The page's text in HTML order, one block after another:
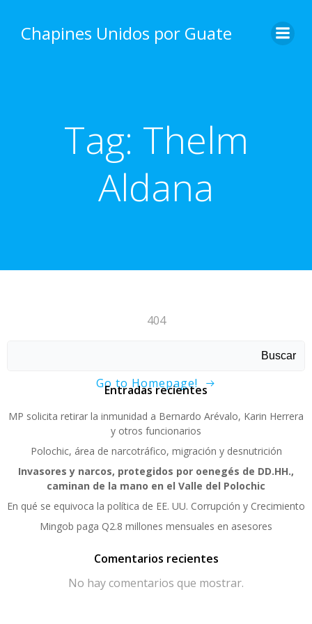
content
Chapines Unidos por Guate
Tag: Thelm
Aldana
404
Go to Homepage!
Buscar
Entradas recientes
MP solicita retirar la inmunidad a Bernardo Arévalo, Karin Herrera
y otros funcionarios
Polochic, área de narcotráfico, migración y desnutrición
Invasores y narcos, protegidos por oenegés de DD.HH.,
caminan de la mano en el Valle del Polochic
En qué se equivoca la política de EE. UU. Corrupción y Crecimiento
Mingob paga Q2.8 millones mensuales en asesores
Comentarios recientes
No hay comentarios que mostrar.